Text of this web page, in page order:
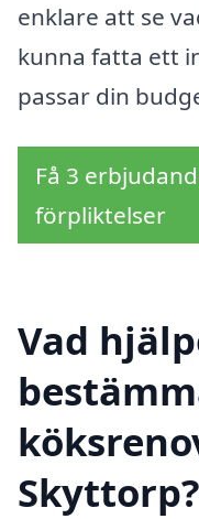
enklare att se
kunna fatta ett
passar din
Få 3
förpliktelser
Vad
Skyttorp?